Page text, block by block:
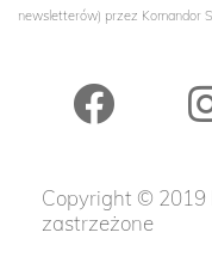
newsletterów) przez Komandor
Copyright © 2019
zastrzeżone